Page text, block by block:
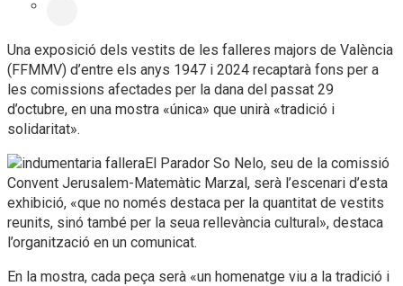
Una exposició dels vestits de les falleres majors de València
(FFMMV) d’entre els anys 1947 i 2024 recaptarà fons per a
les comissions afectades per la dana del passat 29
d’octubre, en una mostra «única» que unirà «tradició i
solidaritat».
El Parador So Nelo, seu de la comissió
Convent Jerusalem-Matemàtic Marzal, serà l’escenari d’esta
exhibició, «que no només destaca per la quantitat de vestits
reunits, sinó també per la seua rellevància cultural», destaca
l’organització en un comunicat.
En la mostra, cada peça serà «un homenatge viu a la tradició i